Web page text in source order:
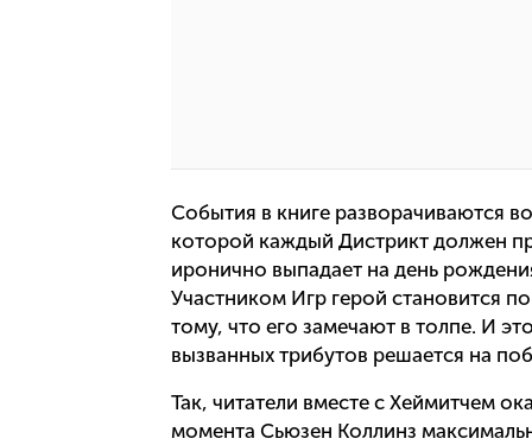
События в книге разворачиваются
которой каждый Дистрикт должен
иронично выпадает на день
Участником Игр герой становится
тому, что его замечают в толпе. И
вызванных трибутов решается на
Так, читатели вместе с Хеймитчем
момента Сьюзен Коллинз